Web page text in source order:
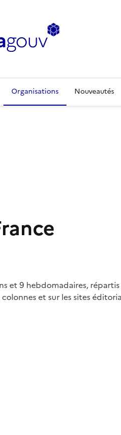
Organisations Nouveautés
et 9 hebdomadaires,
et sur les sites